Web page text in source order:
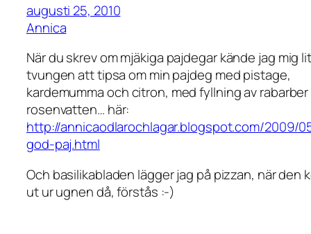
augusti 25, 2010
Annica
När du skrev om mjäkiga pajdegar kände jag mig
tvungen att tipsa om min pajdeg med pistage,
kardemumma och citron, med fyllning av
rosenvatten… här:
http://annicaodlarochlagar.blogspot.com/2009/
god-paj.html
Och basilikabladen lägger jag på pizzan, när den
ut ur ugnen då, förstås :-)